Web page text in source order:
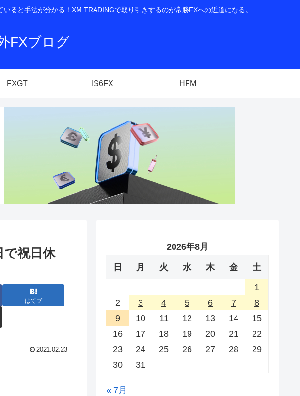
ると手法が分かる！XM TRADINGで取り引きするのが常勝FXへの近道になる。
FXブログ
FXGT IS6FX HFM
で祝日休
はてブ
2021.02.23
2026年8月
日 月 火 水 木 金 土
1
2
3 4 5 6 7
8
9
10 11 12 13 14
15
16
17 18 19 20 21
22
23
24 25 26 27 28
29
30
31
« 7月